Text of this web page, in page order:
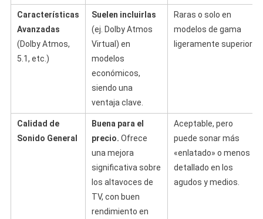
Características
Avanzadas
(Dolby Atmos,
5.1, etc.)
Suelen incluirlas
(ej. Dolby Atmos
Virtual) en
modelos
económicos,
siendo una
ventaja clave.
Raras o solo en
modelos de gama
ligeramente superior.
Calidad de
Sonido General
Buena para el
precio. Ofrece
una mejora
significativa sobre
los altavoces de
TV, con buen
rendimiento en
Aceptable, pero
puede sonar más
«enlatado» o menos
detallado en los
agudos y medios.